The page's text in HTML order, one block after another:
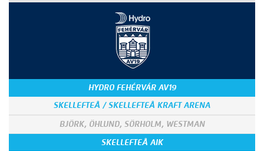
HYDRO FEHÉRVÁR AV19
SKELLEFTEÅ / SKELLEFTEÅ KRAFT ARENA
BJÖRK, ÖHLUND, SÖRHOLM, WESTMAN
SKELLEFTEÅ AIK